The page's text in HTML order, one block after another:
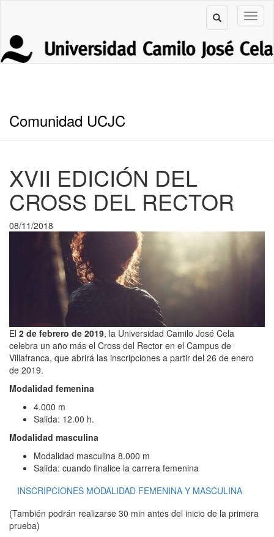
Comunidad UCJC
XVII EDICIÓN DEL
CROSS DEL RECTOR
08/11/2018
El 2 de febrero de 2019, la Universidad Camilo José Cela
celebra un año más el Cross del Rector en el Campus de
Villafranca, que abrirá las inscripciones a partir del 26 de enero
de 2019.
Modalidad femenina
4.000 m
Salida: 12.00 h.
Modalidad masculina
Modalidad masculina 8.000 m
Salida: cuando finalice la carrera femenina
INSCRIPCIONES MODALIDAD FEMENINA Y MASCULINA
(También podrán realizarse 30 min antes del inicio de la primera
prueba)